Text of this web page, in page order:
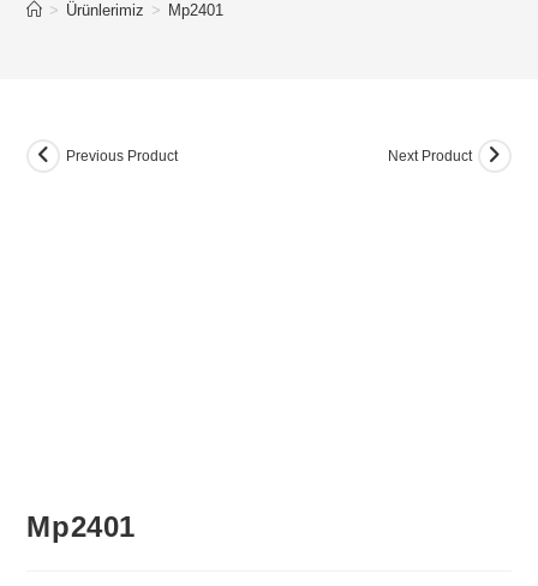
> Ürünlerimiz > Mp2401
Previous Product Next Product
Mp2401